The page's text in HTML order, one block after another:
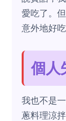
愛吃了。
意外地好
個人
我也不是
蔥料理涼